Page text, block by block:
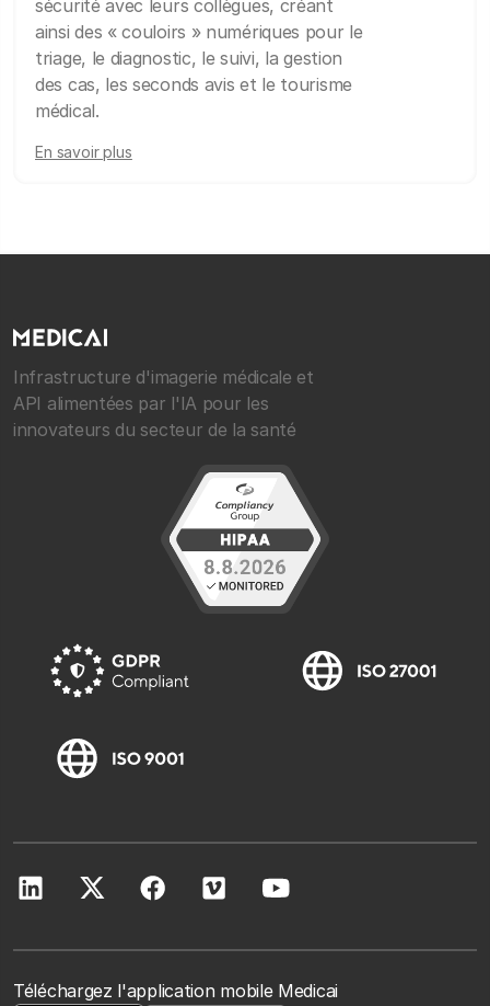
sécurité avec leurs collègues, créant
ainsi des « couloirs » numériques pour le
triage, le diagnostic, le suivi, la gestion
des cas, les seconds avis et le tourisme
médical.
En savoir plus
Infrastructure d'imagerie médicale et
API alimentées par l'IA pour les
innovateurs du secteur de la santé
Téléchargez l'application mobile Medicai